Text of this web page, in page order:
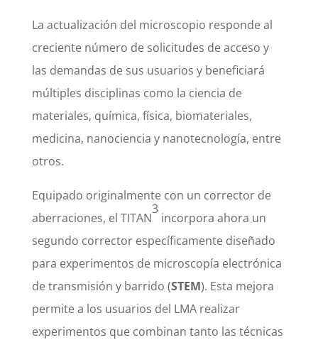
La actualización del microscopio responde al
creciente número de solicitudes de acceso y
las demandas de sus usuarios y beneficiará
múltiples disciplinas como la ciencia de
materiales, química, física, biomateriales,
medicina, nanociencia y nanotecnología, entre
otros.
Equipado originalmente con un corrector de
aberraciones, el TITAN
3
incorpora ahora un
segundo corrector específicamente diseñado
para experimentos de microscopía electrónica
de transmisión y barrido (STEM). Esta mejora
permite a los usuarios del LMA realizar
experimentos que combinan tanto las técnicas